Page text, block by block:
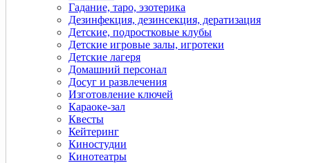
Гадание, таро, эзотерика
Дeзинфекция, дeзинсекция, дератизация
Детские, подростковые клубы
Детские игровые залы, игротеки
Детские лагеря
Домашний персонал
Досуг и развлечения
Изготовление ключей
Караоке-зал
Квесты
Кейтеринг
Киностудии
Кинотеатры